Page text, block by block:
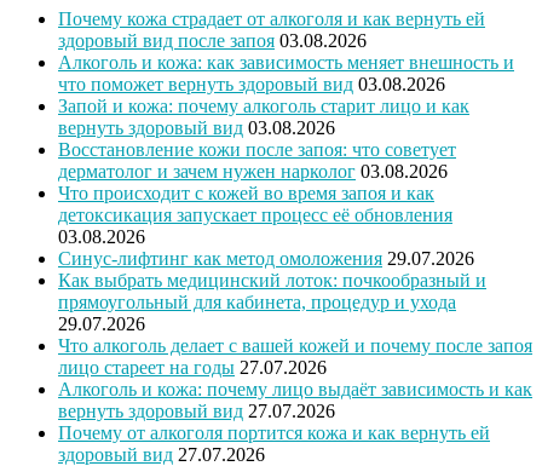
Почему кожа страдает от алкоголя и как вернуть ей
здоровый вид после запоя 03.08.2026
Алкоголь и кожа: как зависимость меняет внешность и
что поможет вернуть здоровый вид 03.08.2026
Запой и кожа: почему алкоголь старит лицо и как
вернуть здоровый вид 03.08.2026
Восстановление кожи после запоя: что советует
дерматолог и зачем нужен нарколог 03.08.2026
Что происходит с кожей во время запоя и как
детоксикация запускает процесс её обновления
03.08.2026
Синус-лифтинг как метод омоложения 29.07.2026
Как выбрать медицинский лоток: почкообразный и
прямоугольный для кабинета, процедур и ухода
29.07.2026
Что алкоголь делает с вашей кожей и почему после запоя
лицо стареет на годы 27.07.2026
Алкоголь и кожа: почему лицо выдаёт зависимость и как
вернуть здоровый вид 27.07.2026
Почему от алкоголя портится кожа и как вернуть ей
здоровый вид 27.07.2026